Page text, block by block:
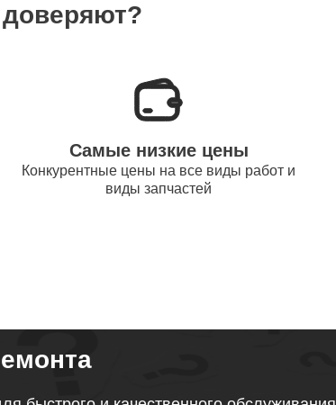
Thunderobot 90
100
90
Самые низкие цены
Конкурентные цены на все виды работ и
виды запчастей